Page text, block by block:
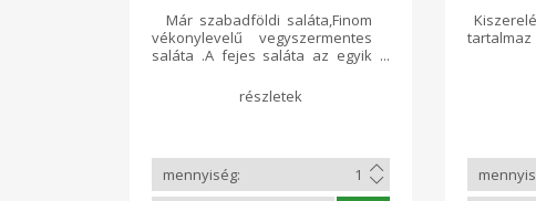
Már szabadföldi saláta,Finom
vékonylevelű vegyszermentes
saláta .A fejes saláta az egyik
jellegzetes íze, ezért a legtöbb
zöldséggel és öntettel jól
csíkokra vágva használjuk fel.
tartalmaz